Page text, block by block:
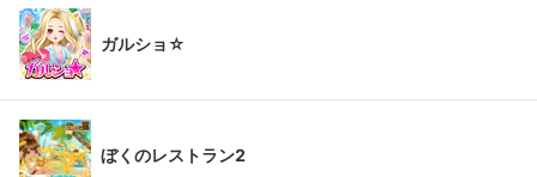
ガルショ☆
ぼくのレストラン2